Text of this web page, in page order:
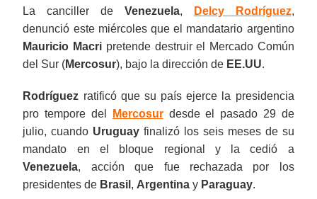
La canciller de Venezuela, Delcy Rodríguez,
denunció este miércoles que el mandatario argentino
Mauricio Macri pretende destruir el Mercado Común
del Sur (Mercosur), bajo la dirección de EE.UU.
Rodríguez ratificó que su país ejerce la presidencia
pro tempore del
Mercosurdesde el pasado 29 de
julio, cuando Uruguay finalizó los seis meses de su
mandato en el bloque regional y la cedió a
Venezuela, acción que fue rechazada por los
presidentes de Brasil , Argentina y Paraguay.